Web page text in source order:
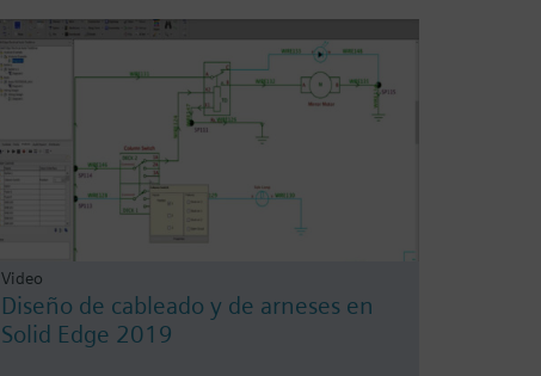
Video
Diseño de cableado y de arneses en
Solid Edge 2019